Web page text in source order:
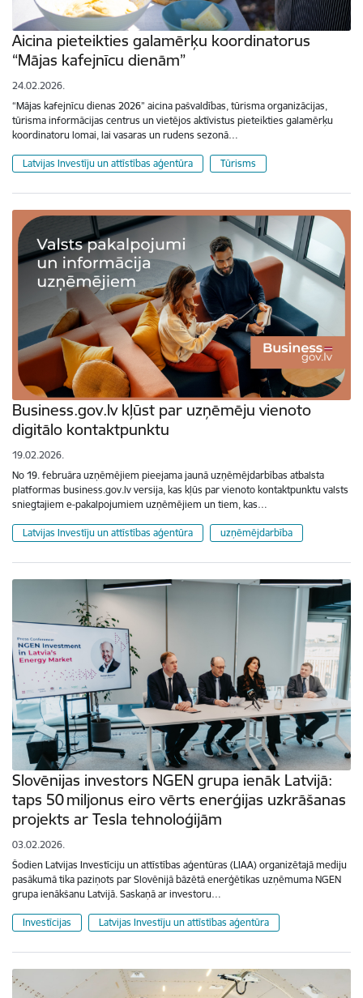
Aicina pieteikties galamērķu koordinatorus
“Mājas kafejnīcu dienām”
24.02.2026.
“Mājas kafejnīcu dienas 2026” aicina pašvaldības, tūrisma organizācijas,
tūrisma informācijas centrus un vietējos aktīvistus pieteikties galamērķu
koordinatoru lomai, lai vasaras un rudens sezonā…
Latvijas Investīju un attīstības aģentūra Tūrisms
Business.gov.lv kļūst par uzņēmēju vienoto
digitālo kontaktpunktu
19.02.2026.
No 19. februāra uzņēmējiem pieejama jaunā uzņēmējdarbības atbalsta
platformas business.gov.lv versija, kas kļūs par vienoto kontaktpunktu valsts
sniegtajiem e-pakalpojumiem uzņēmējiem un tiem, kas…
Latvijas Investīju un attīstības aģentūra uzņēmējdarbība
Slovēnijas investors NGEN grupa ienāk Latvijā:
taps 50 miljonus eiro vērts enerģijas uzkrāšanas
projekts ar Tesla tehnoloģijām
03.02.2026.
Šodien Latvijas Investīciju un attīstības aģentūras (LIAA) organizētajā mediju
pasākumā tika paziņots par Slovēnijā bāzētā enerģētikas uzņēmuma NGEN
grupa ienākšanu Latvijā. Saskaņā ar investoru…
Investīcijas Latvijas Investīju un attīstības aģentūra